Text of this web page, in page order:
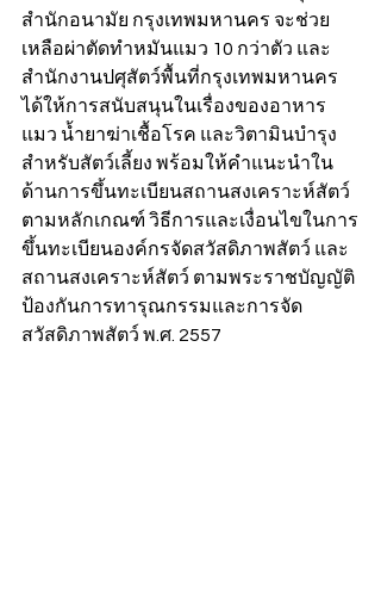
สำนักอนามัย กรุงเทพมหานคร จะช่วย
เหลือผ่าตัดทำหมันแมว 10 กว่าตัว และ
สำนักงานปศุสัตว์พื้นที่กรุงเทพมหานคร
ได้ให้การสนับสนุนในเรื่องของอาหาร
แมว น้ำยาฆ่าเชื้อโรค และวิตามินบำรุง
สำหรับสัตว์เลี้ยง พร้อมให้คำแนะนำใน
ด้านการขึ้นทะเบียนสถานสงเคราะห์สัตว์
ตามหลักเกณฑ์ วิธีการและเงื่อนไขในการ
ขึ้นทะเบียนองค์กรจัดสวัสดิภาพสัตว์ และ
สถานสงเคราะห์สัตว์ ตามพระราชบัญญัติ
ป้องกันการทารุณกรรมและการจัด
สวัสดิภาพสัตว์ พ.ศ. 2557